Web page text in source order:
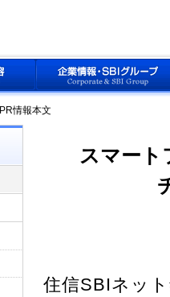
PR情報本文
スマート
住信SBIネッ